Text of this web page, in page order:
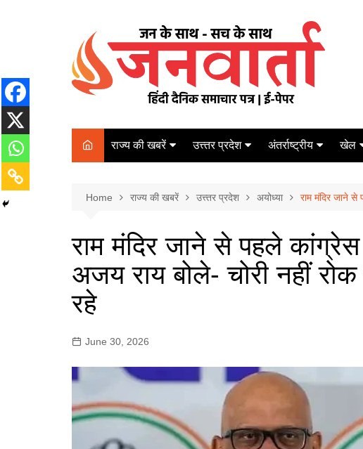
राज्य की खबरें
पटना
कोलकाता
नई दिल्ली
मुम्बई
उत्त्तर प्रदेश
कानपुर
आज़मगढ़
ग़ाज़ीपुर
सोनभद्र
अंतर्राष्ट्रीय खेल
Home राज्य की खबरें उत्त्तर प्रदेश अयोध्या राम मंदिर जाने
राम मंदिर जाने से पहले
अजय राय बोले- चोरी नहीं
रहे
June 30, 2026